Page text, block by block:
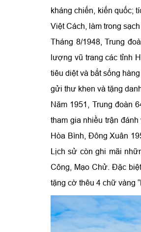
kháng chiến, kiến quốc;
Việt Cách, làm trong
Tháng 8/1948, Trung
lượng vũ trang các tỉnh
tiêu diệt và bắt sống
gửi thư khen và tặng
Năm 1951, Trung đoàn
tham gia nhiều trận
Hòa Bình, Đông Xuân
Lịch sử còn ghi mãi
Công, Mạo Chử. Đặc
tặng cờ thêu 4 chữ vàng